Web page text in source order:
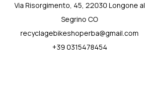
Via Risorgimento, 45, 22030 Longone al
Segrino CO
recyclagebikeshoperba@gmail.com
+39 0315478454